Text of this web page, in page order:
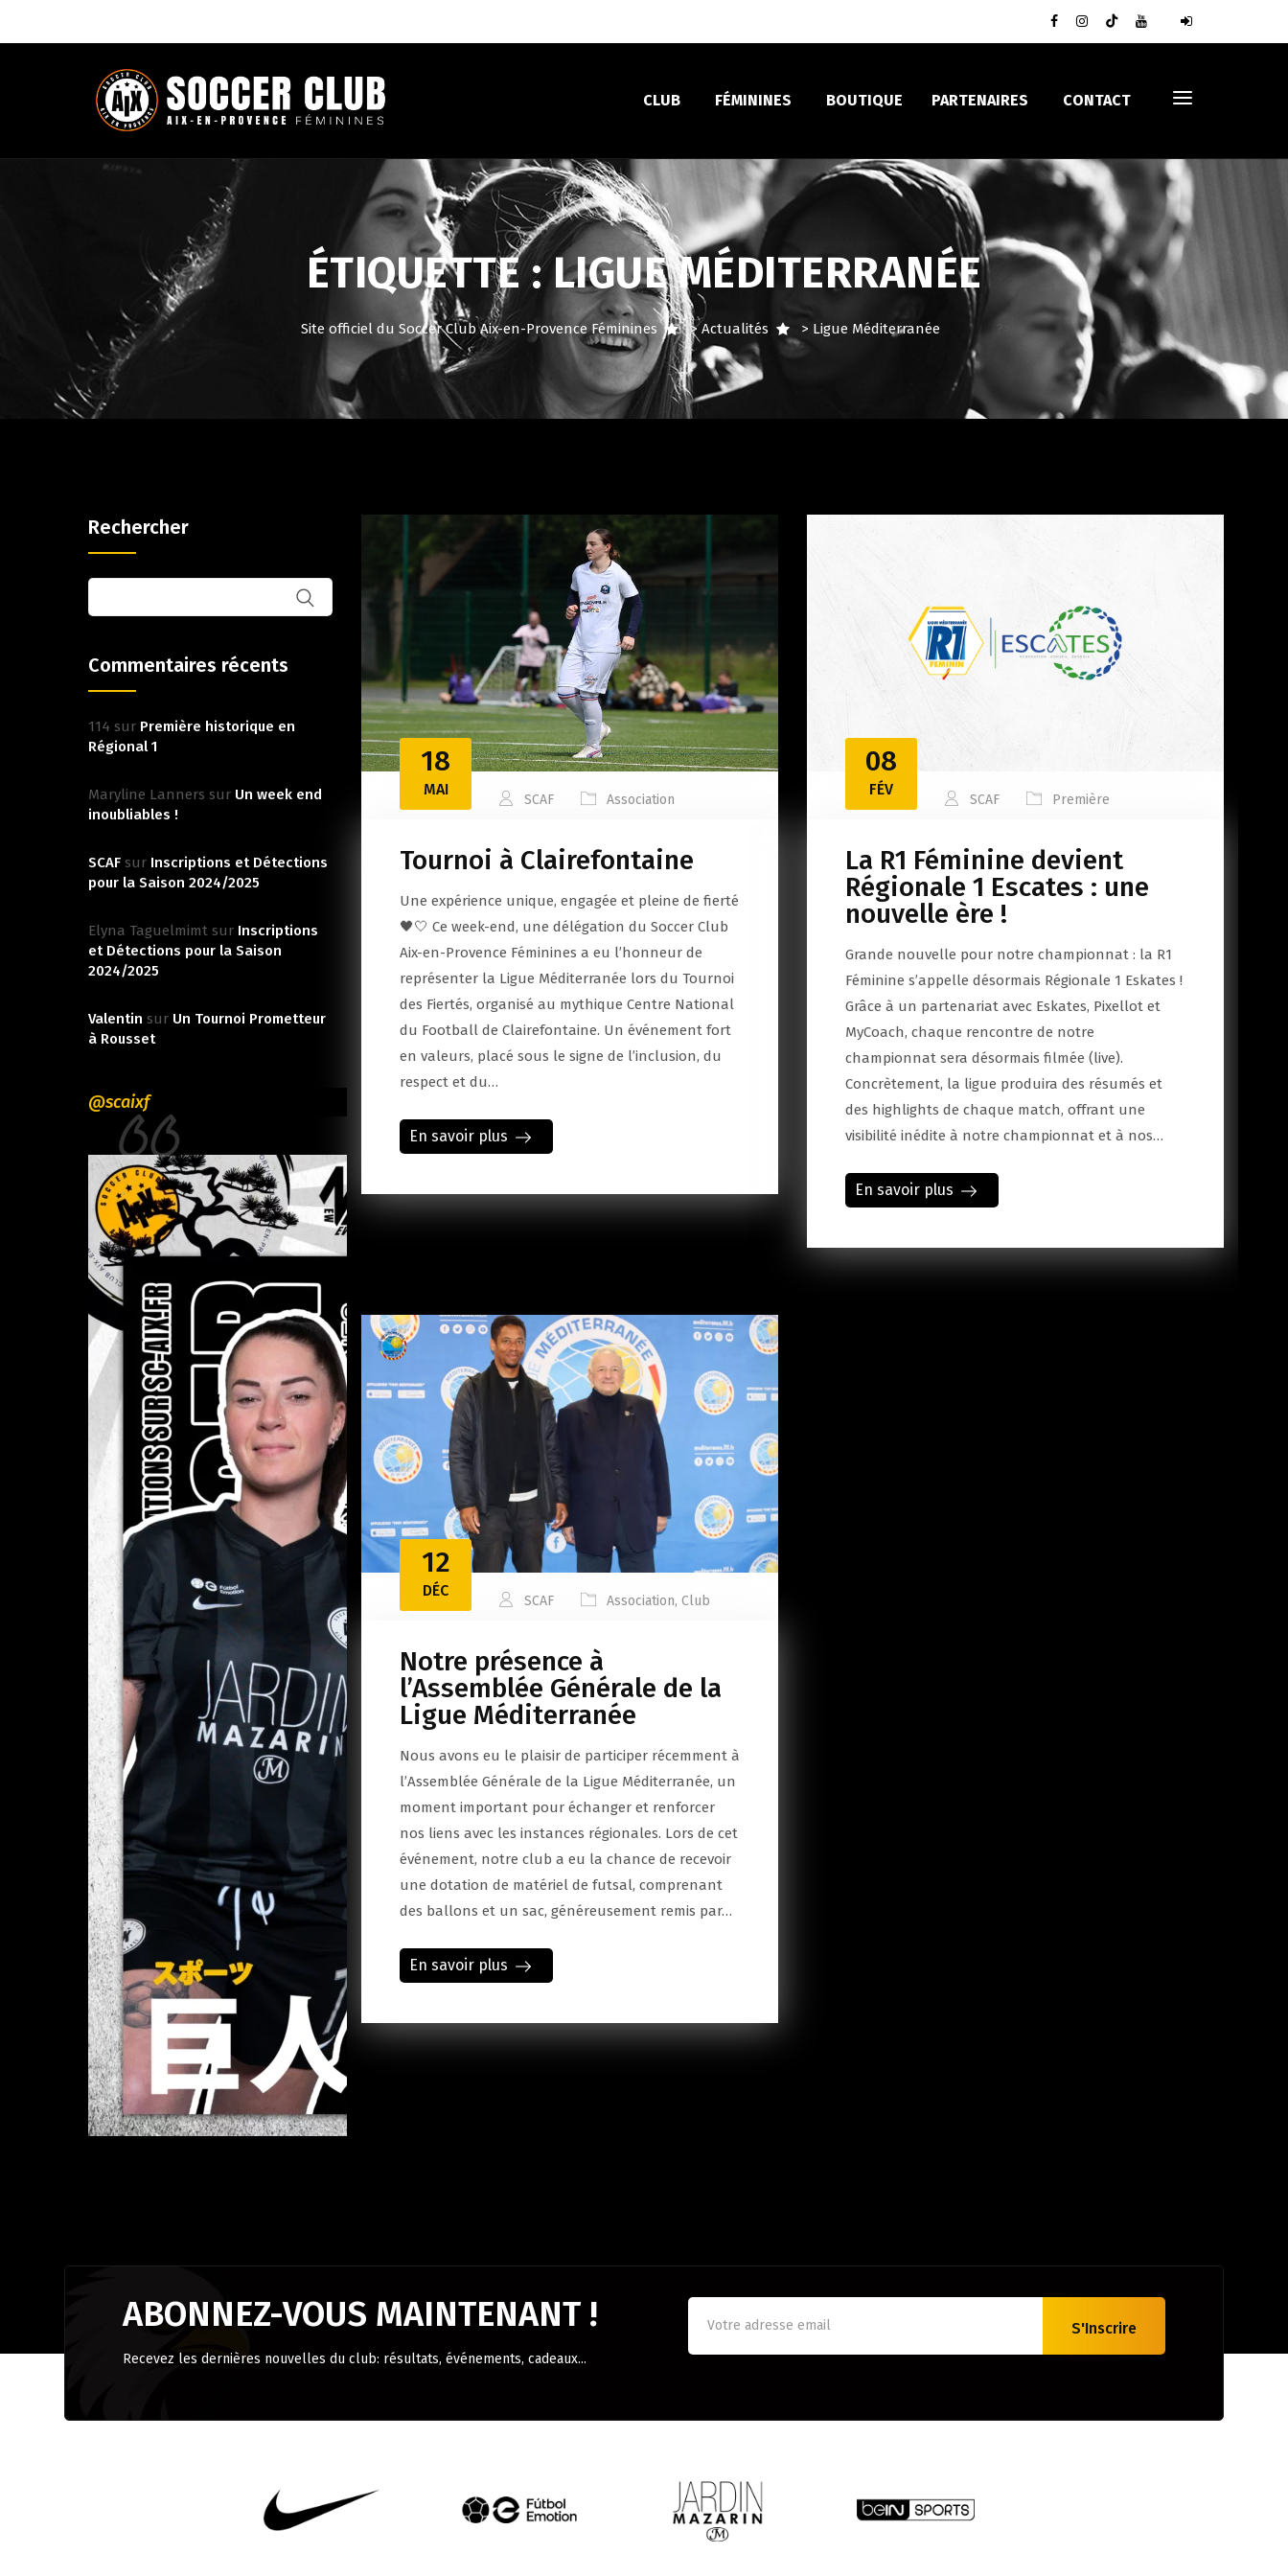
CLUB FÉMININES BOUTIQUE PARTENAIRES CONTACT
ÉTIQUETTE :LIGUE MÉDITERRANÉE
Site officiel du Soccer Club Aix-en-Provence Féminines >Actualités > Ligue Méditerranée
18
MAI
SCAF Association
Tournoi à Clairefontaine
Une expérience unique, engagée et pleine de fierté
🖤🤍 Ce week-end, une délégation du Soccer Club
Aix-en-Provence Féminines a eu l’honneur de
représenter la Ligue Méditerranée lors du Tournoi
des Fiertés, organisé au mythique Centre National
du Football de Clairefontaine. Un événement fort
en valeurs, placé sous le signe de l’inclusion, du
respect et du…
En savoir plus
08
FÉV
SCAF Première
La R1 Féminine devient
Régionale 1 Escates : une
nouvelle ère !
Grande nouvelle pour notre championnat : la R1
Féminine s’appelle désormais Régionale 1 Eskates !
Grâce à un partenariat avec Eskates, Pixellot et
MyCoach, chaque rencontre de notre
championnat sera désormais filmée (live).
Concrètement, la ligue produira des résumés et
des highlights de chaque match, offrant une
visibilité inédite à notre championnat et à nos…
En savoir plus
12
DÉC
SCAF Association, Club
Notre présence à
l’Assemblée Générale de la
Ligue Méditerranée
Nous avons eu le plaisir de participer récemment à
l’Assemblée Générale de la Ligue Méditerranée, un
moment important pour échanger et renforcer
nos liens avec les instances régionales. Lors de cet
événement, notre club a eu la chance de recevoir
une dotation de matériel de futsal, comprenant
des ballons et un sac, généreusement remis par…
En savoir plus
Rechercher
Commentaires récents
114 sur Première historique en
Régional 1
Maryline Lanners sur Un week end
inoubliables !
SCAF sur Inscriptions et Détections
pour la Saison 2024/2025
Elyna Taguelmimt sur Inscriptions
et Détections pour la Saison
2024/2025
Valentin sur Un Tournoi Prometteur
à Rousset
@scaixf
ABONNEZ-VOUS MAINTENANT !
Recevez les dernières nouvelles du club: résultats, événements, cadeaux...